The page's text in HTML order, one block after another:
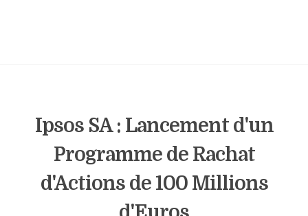
Ipsos SA : Lancement d'un
Programme de Rachat
d'Actions de 100 Millions